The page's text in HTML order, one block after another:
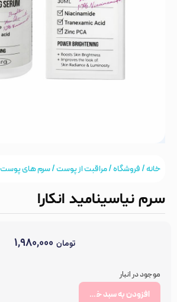
خانه/فروشگاه/مراقبت از پوست/سرم های پوست
سرم نیاسینامید انکارا
تومان ۱,۹۸۰,۰۰۰
موجود در انبار
افزودن به سبد خرید